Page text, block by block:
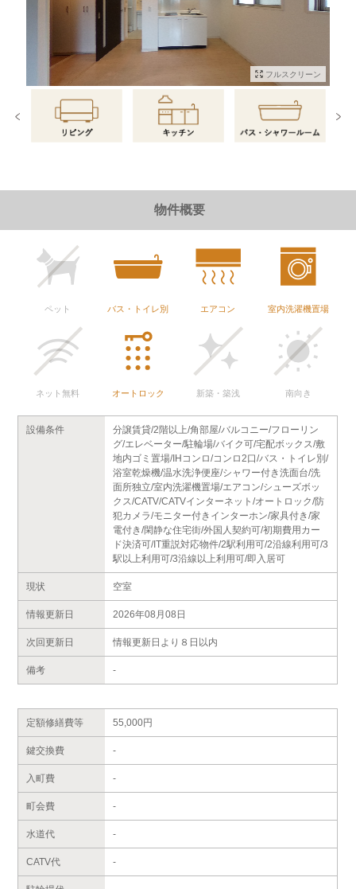
物件情報に戻る
フルスクリーン
物件概要
ペット バス・トイレ別 エアコン 室内洗濯機置場
ネット無料 オートロック 新築・築浅 南向き
設備条件
分譲賃貸/2階以上/角部屋/バルコニー/フローリン
グ/エレベーター/駐輪場/バイク可/宅配ボックス/敷
地内ゴミ置場/IHコンロ/コンロ2口/バス・トイレ別/
浴室乾燥機/温水洗浄便座/シャワー付き洗面台/洗
面所独立/室内洗濯機置場/エアコン/シューズボッ
クス/CATV/CATVインターネット/オートロック/防
犯カメラ/モニター付きインターホン/家具付き/家
電付き/閑静な住宅街/外国人契約可/初期費用カー
ド決済可/IT重説対応物件/2駅利用可/2沿線利用可/3
駅以上利用可/3沿線以上利用可/即入居可
現状 空室
情報更新日 2026年08月08日
次回更新日 情報更新日より８日以内
備考 -
定額修繕費等 55,000円
鍵交換費 -
入町費 -
町会費 -
水道代 -
CATV代 -